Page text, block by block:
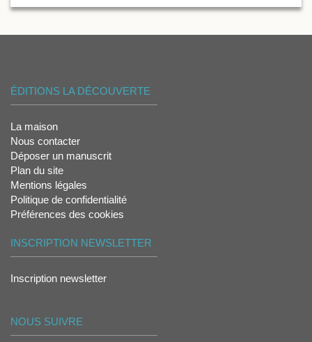
ÉDITIONS LA DÉCOUVERTE
La maison
Nous contacter
Déposer un manuscrit
Plan du site
Mentions légales
Politique de confidentialité
Préférences des cookies
INSCRIPTION NEWSLETTER
Inscription newsletter
NOUS SUIVRE